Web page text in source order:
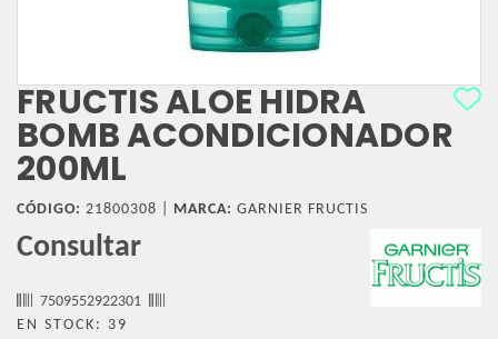
FRUCTIS ALOE HIDRA
BOMB ACONDICIONADOR
200ML
CÓDIGO: 21800308 | MARCA: GARNIER FRUCTIS
Consultar
7509552922301
EN STOCK: 39